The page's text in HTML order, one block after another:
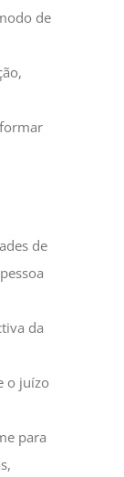
de
de
da
o juízo
para